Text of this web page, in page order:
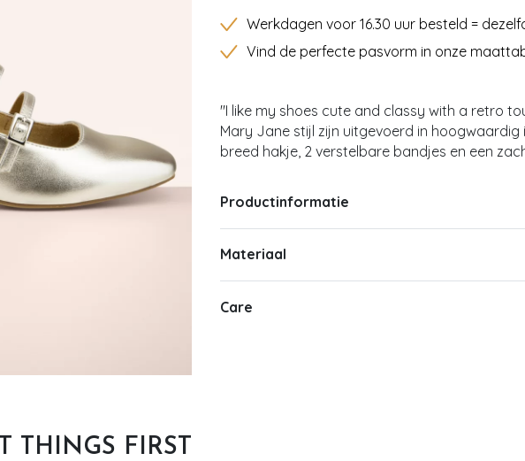
THINGS FIRST
Werkdagen voor 16.30 uur besteld =
Vind de perfecte pasvorm in onze
''I like my shoes cute and classy with a retro
Mary Jane stijl zijn uitgevoerd in
breed hakje, 2 verstelbare bandjes en een
Productinformatie
Materiaal
Care